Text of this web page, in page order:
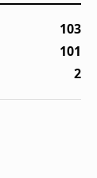
103
101
2